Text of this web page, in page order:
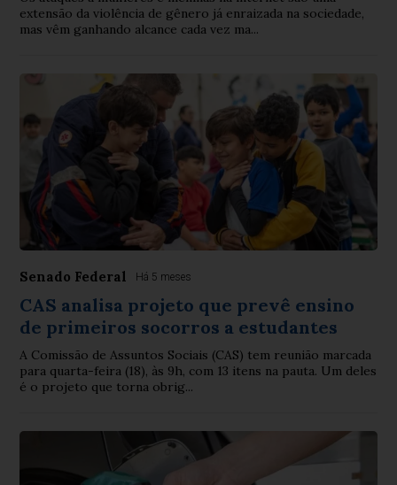
extensão da violência de gênero já enraizada na sociedade,
mas vêm ganhando alcance cada vez ma...
Senado Federal Há 5 meses
CAS analisa projeto que prevê ensino
de primeiros socorros a estudantes
A Comissão de Assuntos Sociais (CAS) tem reunião marcada
para quarta-feira (18), às 9h, com 13 itens na pauta. Um deles
é o projeto que torna obrig...